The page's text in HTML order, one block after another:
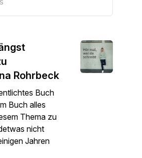
Rohrbeck
Buch
Buch alles
Thema zu
nicht
Jahren